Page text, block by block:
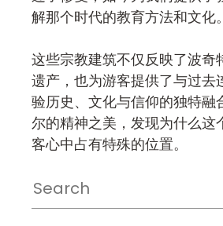
解那个时代的教育方法和文化。
这些宗教建筑不仅反映了波奇
遗产，也为游客提供了与过去
验历史、文化与信仰的独特融
尔的精神之美，发现为什么这
客心中占有特殊的位置。